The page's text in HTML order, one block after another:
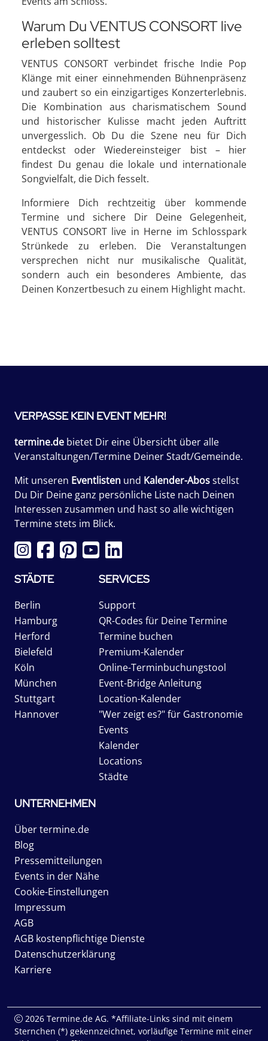
Warum Du VENTUS CONSORT live
erleben solltest
VENTUS CONSORT verbindet frische Indie Pop
Klänge mit einer einnehmenden Bühnenpräsenz
und zaubert so ein einzigartiges Konzerterlebnis.
Die Kombination aus charismatischem Sound
und historischer Kulisse macht jeden Auftritt
unvergesslich. Ob Du die Szene neu für Dich
entdeckst oder Wiedereinsteiger bist – hier
findest Du genau die lokale und internationale
Songvielfalt, die Dich fesselt.
Informiere Dich rechtzeitig über kommende
Termine und sichere Dir Deine Gelegenheit,
VENTUS CONSORT live in Herne im Schlosspark
Strünkede zu erleben. Die Veranstaltungen
versprechen nicht nur musikalische Qualität,
sondern auch ein besonderes Ambiente, das
Deinen Konzertbesuch zu einem Highlight macht.
VERPASSE KEIN EVENT MEHR!
termine.de bietet Dir eine Übersicht über alle
Veranstaltungen/Termine Deiner Stadt/Gemeinde.
Mit unseren Eventlisten und Kalender-Abosstellst
Du Dir Deine ganz persönliche Liste nach Deinen
Interessen zusammen und hast so alle wichtigen
Termine stets im Blick.
STÄDTE
Berlin
Hamburg
Herford
Bielefeld
Köln
München
Stuttgart
Hannover
SERVICES
Support
QR-Codes für Deine Termine
Termine buchen
Premium-Kalender
Online-Terminbuchungstool
Event-Bridge Anleitung
Location-Kalender
"Wer zeigt es?" für Gastronomie
Events
Kalender
Locations
Städte
UNTERNEHMEN
Über termine.de
Blog
Pressemitteilungen
Events in der Nähe
Cookie-Einstellungen
Impressum
AGB
AGB kostenpflichtige Dienste
Datenschutzerklärung
Karriere
2026 Termine.de AG. *Affiliate-Links sind mit einem
Sternchen (*) gekennzeichnet, vorläufige Termine mit einer